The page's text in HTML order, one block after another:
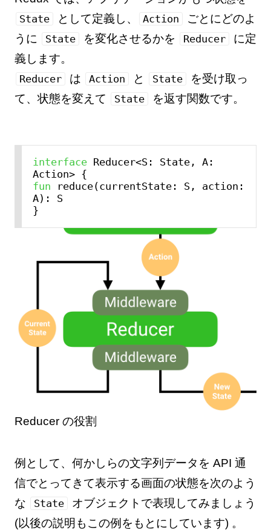
State として定義し、 Action
ごとにどのよ
うに
State を変化させるかを Reducer
に定
義します。
Reducer は Action と State
を受け取っ
て、状態を変えて
State を返す関数です。
interface Reducer<S: State, A:
fun reduce(currentState: S, action:
A): S
Reducer の役割
例として、何かしらの文字列データを API 通
信でとってきて表示する画面の状態を次のよう
な
State
オブジェクトで表現してみましょう
(以後の説明もこの例をもとにしています) 。